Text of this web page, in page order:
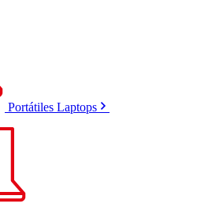
Portátiles Laptops